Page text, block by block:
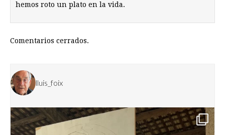
hemos roto un plato en la vida.
Comentarios cerrados.
lluis_foix